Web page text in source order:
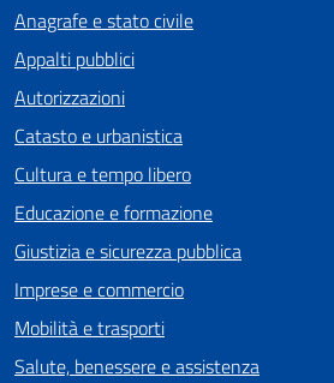
Anagrafe e stato civile
Appalti pubblici
Autorizzazioni
Catasto e urbanistica
Cultura e tempo libero
Educazione e formazione
Giustizia e sicurezza pubblica
Imprese e commercio
Mobilità e trasporti
Salute, benessere e assistenza